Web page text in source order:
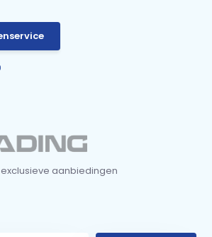
aanbiedingen